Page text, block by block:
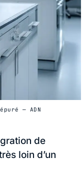
— ADN
de
loin d’un